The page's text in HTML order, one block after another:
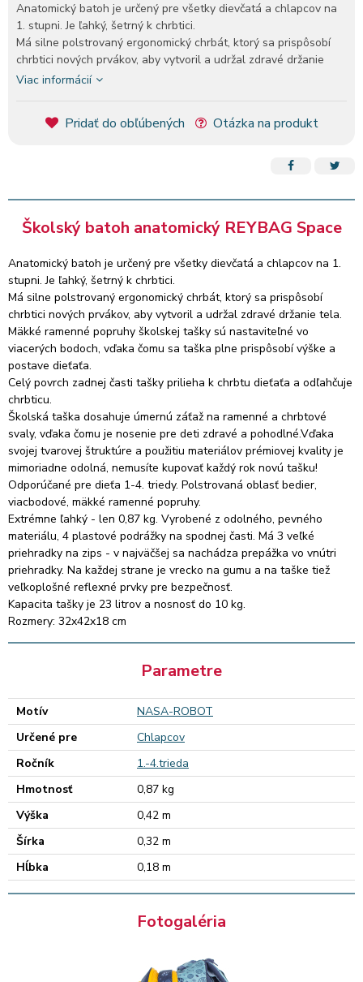
Anatomický batoh je určený pre všetky dievčatá a chlapcov na
1. stupni. Je ľahký, šetrný k chrbtici.
Má silne polstrovaný ergonomický chrbát, ktorý sa prispôsobí
chrbtici nových prvákov, aby vytvoril a udržal zdravé držanie
tela. Mäkké ramenné popruhy školskej tašky sú nastaviteľné vo
Celý povrch zadnej časti tašky prilieha k chrbtu dieťaťa a
Školská taška dosahuje úmernú záťaž na ramenné a chrbtové
svojej tvarovej štruktúre a použitiu materiálov prémiovej kvality
Odporúčané pre dieťa 1-4. triedy. Polstrovaná oblasť bedier,
Extrémne ľahký - len 0,87 kg. Vyrobené z odolného, pevného
materiálu, 4 plastové podrážky na spodnej časti. Má 3 veľké
priehradky na zips - v najväčšej sa nachádza prepážka vo vnútri
priehradky. Na každej strane je vrecko na gumu a na taške tiež
veľkoplošné reflexné prvky pre bezpečnosť.
Kapacita tašky je 23 litrov a nosnosť do 10 kg.
Rozmery: 32x42x18 cm
Viac informácií
Pridať do obľúbených Otázka na produkt
Školský batoh anatomický REYBAG Space
Anatomický batoh je určený pre všetky dievčatá a chlapcov na 1.
stupni. Je ľahký, šetrný k chrbtici.
Má silne polstrovaný ergonomický chrbát, ktorý sa prispôsobí
chrbtici nových prvákov, aby vytvoril a udržal zdravé držanie tela.
Mäkké ramenné popruhy školskej tašky sú nastaviteľné vo
viacerých bodoch, vďaka čomu sa taška plne prispôsobí výške a
postave dieťaťa.
Celý povrch zadnej časti tašky prilieha k chrbtu dieťaťa a odľahčuje
chrbticu.
Školská taška dosahuje úmernú záťaž na ramenné a chrbtové
svaly, vďaka čomu je nosenie pre deti zdravé a pohodlné.Vďaka
svojej tvarovej štruktúre a použitiu materiálov prémiovej kvality je
mimoriadne odolná, nemusíte kupovať každý rok novú tašku!
Odporúčané pre dieťa 1-4. triedy. Polstrovaná oblasť bedier,
viacbodové, mäkké ramenné popruhy.
Extrémne ľahký - len 0,87 kg. Vyrobené z odolného, pevného
materiálu, 4 plastové podrážky na spodnej časti. Má 3 veľké
priehradky na zips - v najväčšej sa nachádza prepážka vo vnútri
priehradky. Na každej strane je vrecko na gumu a na taške tiež
veľkoplošné reflexné prvky pre bezpečnosť.
Kapacita tašky je 23 litrov a nosnosť do 10 kg.
Rozmery: 32x42x18 cm
Parametre
Motív
NASA-ROBOT
Určené pre
Chlapcov
Ročník
1.-4.trieda
Hmotnosť
0,87 kg
Výška
0,42 m
Šírka
0,32 m
Hĺbka
0,18 m
Fotogaléria